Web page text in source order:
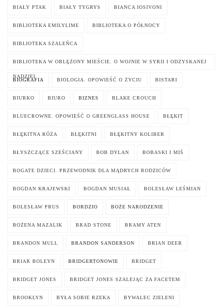
BIAŁY PTAK BIAŁY TYGRYS BIANCA IOSIVONI
BIBLIOTEKA EMILYLIME BIBLIOTEKA O PÓŁNOCY
BIBLIOTEKA SZALEŃCA
BIBLIOTEKA W OBLĘŻONY MIEŚCIE. O WOJNIE W SYRII I ODZYSKANEJ
NADZIEI
BIOGRAFIA BIOLOGIA. OPOWIEŚĆ O ŻYCIU BISTARI
BIURKO BIURO BIZNES BLAKE CROUCH
BLUECROWNE. OPOWIEŚĆ O GREENGLASS HOUSE BŁĘKIT
BŁĘKITNA RÓŻA BŁĘKITNI BŁĘKITNY KOLIBER
BŁYSZCZĄCE SZEŚCIANY BOB DYLAN BOBASKI I MIŚ
BOGATE DZIECI. PRZEWODNIK DLA MĄDRYCH RODZICÓW
BOGDAN KRAJEWSKI BOGDAN MUSIAŁ BOLESŁAW LEŚMIAN
BOLESŁAW PRUS BORDZIO BOŻE NARODZENIE
BOŻENA MAZALIK BRAD STONE BRAMY ATEN
BRANDON MULL BRANDON SANDERSON BRIAN DEER
BRIAR BOLEYN BRIDGERTONOWIE BRIDGET
BRIDGET JONES BRIDGET JONES SZALEJĄC ZA FACETEM
BROOKLYN BYŁA SOBIE RZEKA BYWALEC ZIELENI